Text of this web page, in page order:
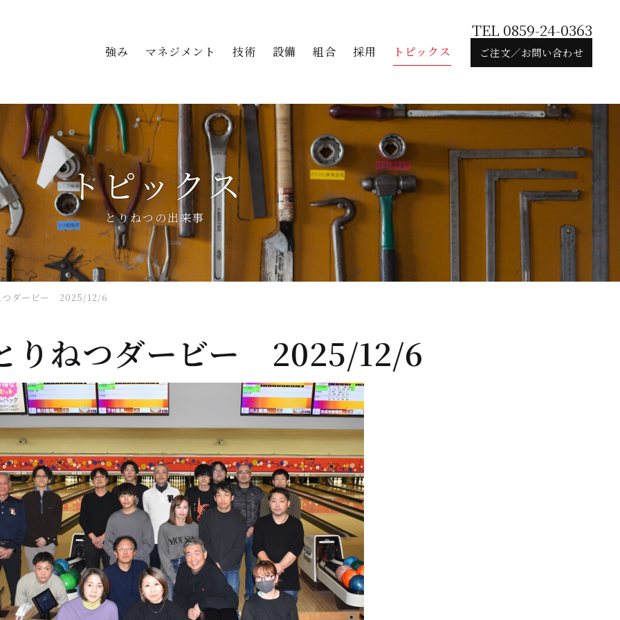
強み マネジメント 技術 設備 組合 採用 トピックス ご注文／お問い合わせ
TEL 0859-24-0363
トピックス
とりねつの出来事
つダービー 2025/12/6
りねつダービー 2025/12/6